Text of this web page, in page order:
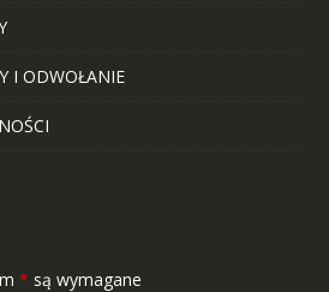
I ODWOŁANIE
* są wymagane